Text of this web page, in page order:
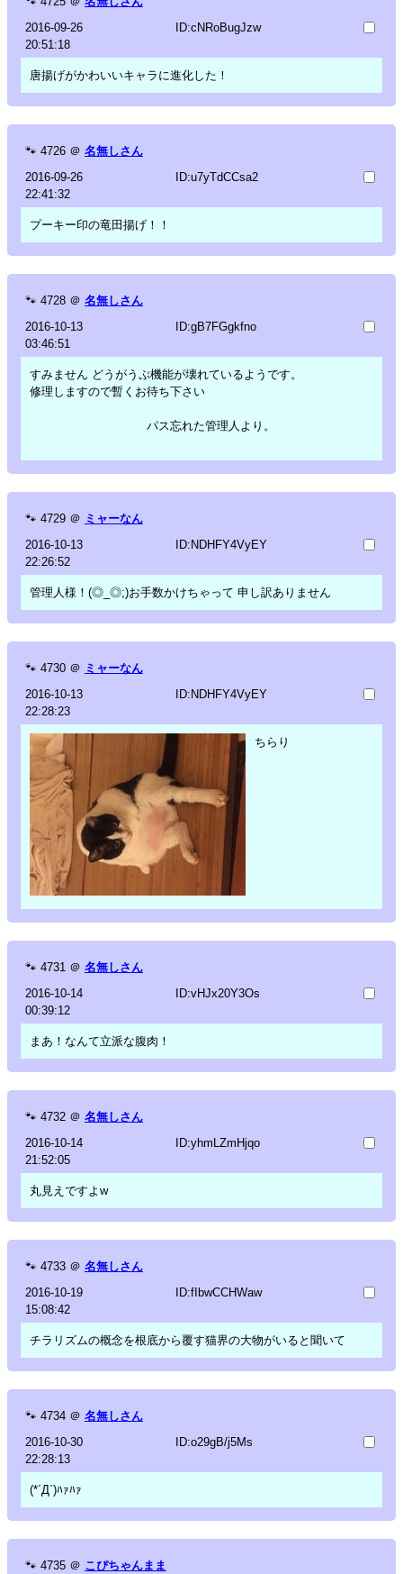
2016-09-26
20:51:18
ID:cNRoBugJzw
唐揚げがかわいいキャラに進化した！
🐾 4726 ＠ 名無しさん
2016-09-26
22:41:32
ID:u7yTdCCsa2
プーキー印の竜田揚げ！！
🐾 4728 ＠ 名無しさん
2016-10-13
03:46:51
ID:gB7FGgkfno
すみません どうがうぷ機能が壊れているようです。
修理しますので暫くお待ち下さい
パス忘れた管理人より。
🐾 4729 ＠ ミャーなん
2016-10-13
22:26:52
ID:NDHFY4VyEY
管理人様！(◎_◎;)お手数かけちゃって 申し訳ありません
🐾 4730 ＠ ミャーなん
2016-10-13
22:28:23
ID:NDHFY4VyEY
ちらり
🐾 4731 ＠ 名無しさん
2016-10-14
00:39:12
ID:vHJx20Y3Os
まあ！なんて立派な腹肉！
🐾 4732 ＠ 名無しさん
2016-10-14
21:52:05
ID:yhmLZmHjqo
丸見えですよw
🐾 4733 ＠ 名無しさん
2016-10-19
15:08:42
ID:fIbwCCHWaw
チラリズムの概念を根底から覆す猫界の大物がいると聞いて
🐾 4734 ＠ 名無しさん
2016-10-30
22:28:13
ID:o29gB/j5Ms
(*´Д`)ﾊｧﾊｧ
🐾 4735 ＠ こぴちゃんまま